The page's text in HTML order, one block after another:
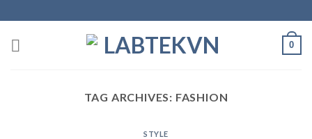
to
content
0
TAG ARCHIVES: FASHION
STYLE